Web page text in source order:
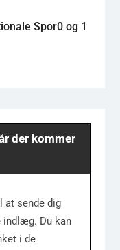
Spor0 og 1
der kommer
at sende dig
indlæg. Du kan
i de